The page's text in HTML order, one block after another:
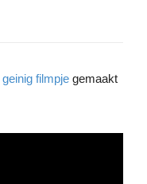
geinig filmpje gemaakt